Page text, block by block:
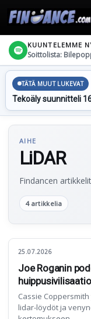
KUUNTELEMME
Soittolista:
TÄTÄ MUUT LUKEVAT
Tekoäly suunnitteli
AIHE
LiDAR
Findancen
4 artikkelia
25.07.2026
Joe Roganin
Cassie
lidar-löydöt ja